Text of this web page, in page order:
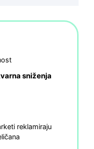
sniženja
reklamiraju